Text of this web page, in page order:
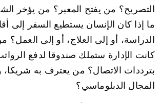
التصريح؟ من يفتح المعبر؟ من يؤخر
ما إذا كان الإنسان يستطيع السفر إلى
الدراسة، أو إلى العلاج، أو إلى العمل؟
كانت الإدارة ستملك صندوقا لدفع
بترددات الاتصال؟ من يعترف به
المجال الدبلوماسي؟